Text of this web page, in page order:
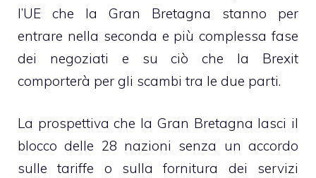
l’UE che la Gran Bretagna stanno per
entrare nella seconda e più complessa fase
dei negoziati e su ciò che la Brexit
comporterà per gli scambi tra le due parti.
La prospettiva che la Gran Bretagna lasci il
blocco delle 28 nazioni senza un accordo
sulle tariffe o sulla fornitura dei servizi